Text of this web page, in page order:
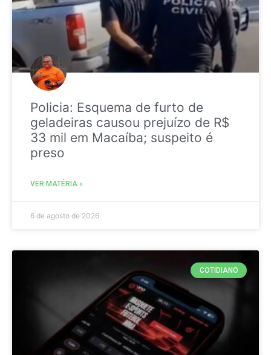
Policia: Esquema de furto de
geladeiras causou prejuízo de R$
33 mil em Macaíba; suspeito é
preso
VER MATÉRIA »
6 de agosto de 2026
COTIDIANO